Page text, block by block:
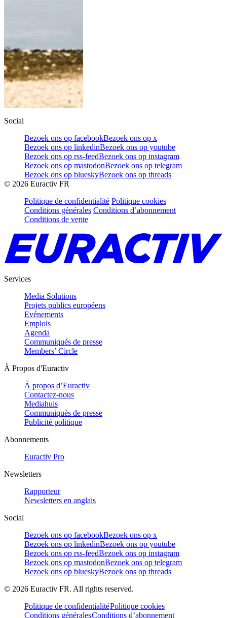
Social
Bezoek ons op facebookBezoek ons op x
Bezoek ons op linkedinBezoek ons op youtube
Bezoek ons op rss-feedBezoek ons op instagram
Bezoek ons op mastodonBezoek ons op telegram
Bezoek ons op blueskyBezoek ons op threads
© 2026 Euractiv FR
Politique de confidentialité Politique cookies
Conditions générales Conditions d’abonnement
Conditions de vente
Services
Media Solutions
Projets publics européens
Evénements
Emplois
Agenda
Communiqués de presse
Members’ Circle
À Propos d'Euractiv
À propos d’Euractiv
Contactez-nous
Mediahuis
Communiqués de presse
Publicité politique
Abonnements
Euractiv Pro
Newsletters
Rapporteur
Newsletters en anglais
Social
Bezoek ons op facebookBezoek ons op x
Bezoek ons op linkedinBezoek ons op youtube
Bezoek ons op rss-feedBezoek ons op instagram
Bezoek ons op mastodonBezoek ons op telegram
Bezoek ons op blueskyBezoek ons op threads
© 2026 Euractiv FR. All rights reserved.
Politique de confidentialitéPolitique cookies
Conditions généralesConditions d’abonnement